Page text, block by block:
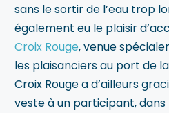
sans le sortir de l’eau trop
également eu le plaisir
Croix Rouge, venue
les plaisanciers au port de
Croix Rouge a d’ailleurs
veste à un participant, dans